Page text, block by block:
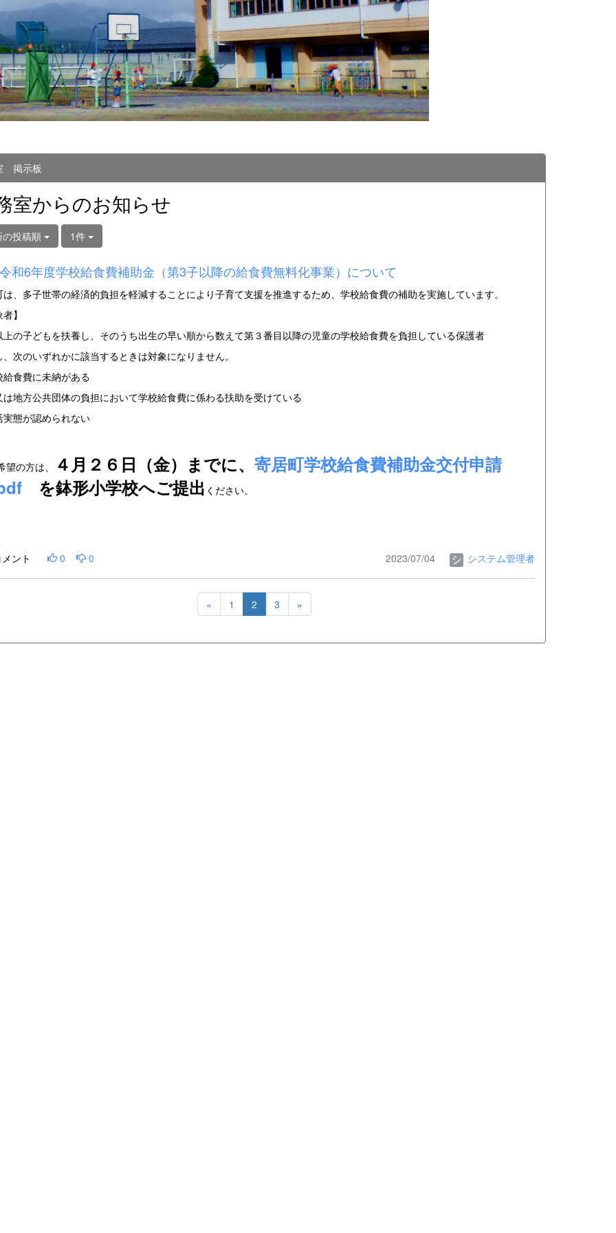
掲示板
室からのお知らせ
投稿順 1件
和6年度学校給食費補助金（第3子以降の給食費無料化事業）について
、多子世帯の経済的負担を軽減することにより子育て支援を推進するため、学校給食費の補助を実施しています。
】
上の子どもを扶養し、そのうち出生の早い順から数えて第３番目以降の児童の学校給食費を負担している保護者
次のいずれかに該当するときは対象になりません。
食費に未納がある
地方公共団体の負担において学校給食費に係わる扶助を受けている
態が認められない
の方は、 ４月２６日（金）までに、 寄居町学校給食費補助金交付申請
を鉢形小学校へご提出 ください。
ント 0 0 2023/07/04 システム管理者
« 1 2 3 »